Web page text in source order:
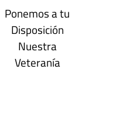
Ponemos a tu
Disposición
Nuestra
Veteranía